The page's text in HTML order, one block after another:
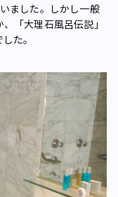
ました。しかし一般
「大理石風呂伝説」
た。